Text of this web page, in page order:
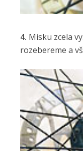
4. Misku zcela
rozebereme a